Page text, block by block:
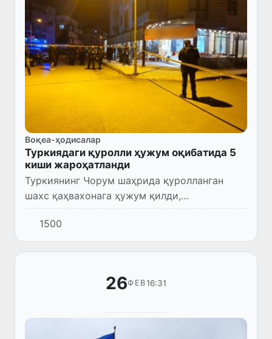
Воқеа-ҳодисалар
Туркиядаги қуролли ҳужум оқибатида 5
киши жароҳатланди
Туркиянинг Чорум шаҳрида қуролланган
шахс қаҳвахонага ҳужум қилди,
жабрланганлар бор.
1500
26ФЕВ16:31